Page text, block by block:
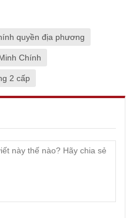
quyền địa phương
Chính
2 cấp